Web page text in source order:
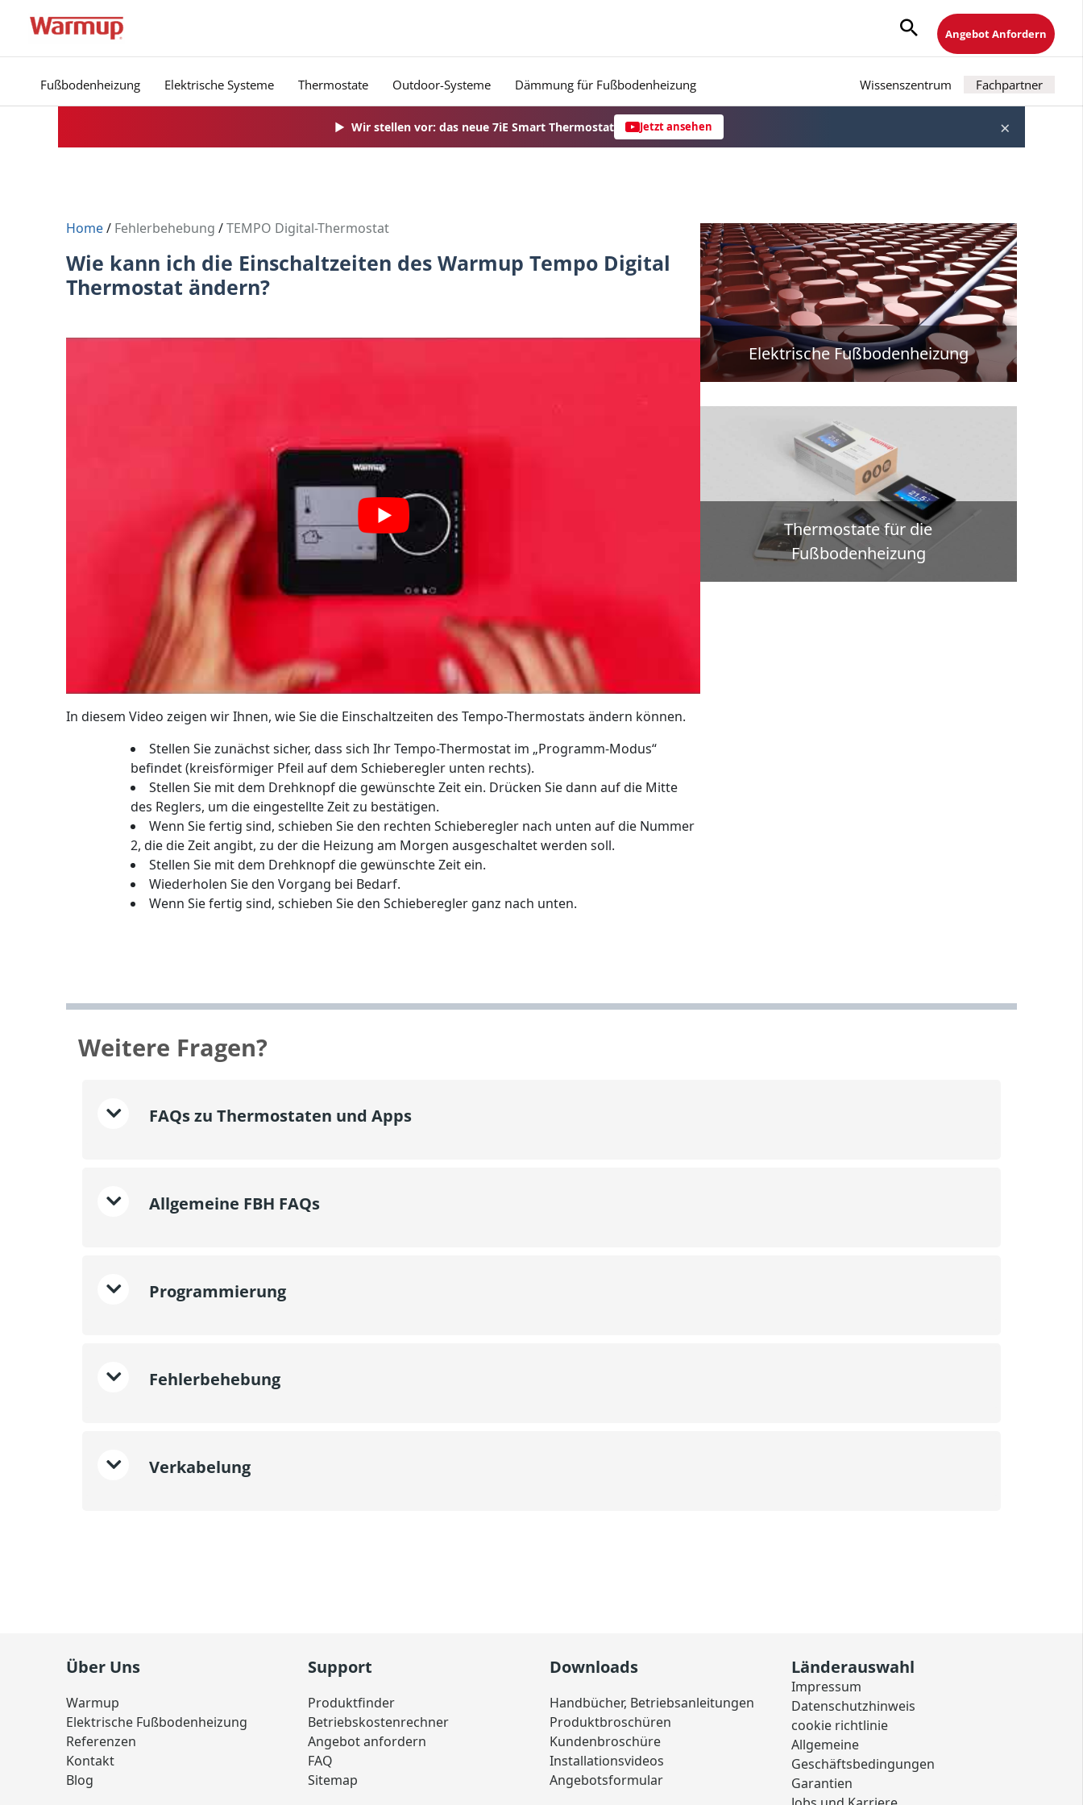
Inhalt
Angebot Anfordern
Fußbodenheizung Elektrische Systeme Thermostate Outdoor-Systeme Dämmung für Fußbodenheizung Wissenszentrum Fachpartner
▶ Wir stellen vor: das neue 7iE Smart Thermostat Jetzt ansehen ×
Home/ Fehlerbehebung /TEMPO Digital-Thermostat
Wie kann ich die Einschaltzeiten des Warmup Tempo Digital
Thermostat ändern?
In diesem Video zeigen wir Ihnen, wie Sie die Einschaltzeiten des Tempo-Thermostats ändern können.
Stellen Sie zunächst sicher, dass sich Ihr Tempo-Thermostat im „Programm-Modus“
befindet (kreisförmiger Pfeil auf dem Schieberegler unten rechts).
Stellen Sie mit dem Drehknopf die gewünschte Zeit ein. Drücken Sie dann auf die Mitte
des Reglers, um die eingestellte Zeit zu bestätigen.
Wenn Sie fertig sind, schieben Sie den rechten Schieberegler nach unten auf die Nummer
2, die die Zeit angibt, zu der die Heizung am Morgen ausgeschaltet werden soll.
Stellen Sie mit dem Drehknopf die gewünschte Zeit ein.
Wiederholen Sie den Vorgang bei Bedarf.
Wenn Sie fertig sind, schieben Sie den Schieberegler ganz nach unten.
Elektrische Fußbodenheizung
Thermostate für die
Fußbodenheizung
Weitere Fragen?
FAQs zu Thermostaten und Apps
Allgemeine FBH FAQs
Programmierung
Fehlerbehebung
Verkabelung
Über Uns
Warmup
Elektrische Fußbodenheizung
Referenzen
Kontakt
Blog
Support
Produktfinder
Betriebskostenrechner
Angebot anfordern
FAQ
Sitemap
Downloads
Handbücher, Betriebsanleitungen
Produktbroschüren
Kundenbroschüre
Installationsvideos
Angebotsformular
Länderauswahl
Impressum
Datenschutzhinweis
cookie richtlinie
Allgemeine
Geschäftsbedingungen
Garantien